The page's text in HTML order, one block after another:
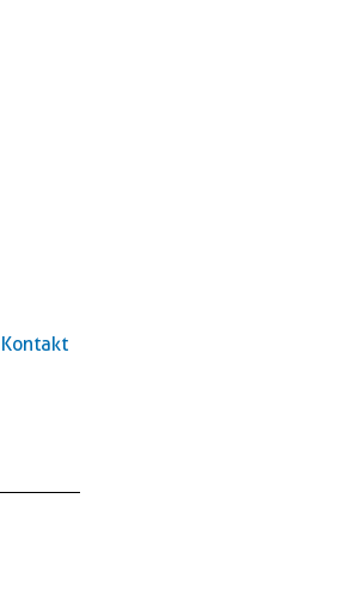
Kontakt